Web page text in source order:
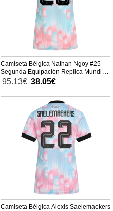
Camiseta Bélgica Nathan Ngoy #25
Segunda Equipación Replica Mundial
2026 para mujer mangas cortas
95.13€ 38.05€
Camiseta Bélgica Alexis Saelemaekers